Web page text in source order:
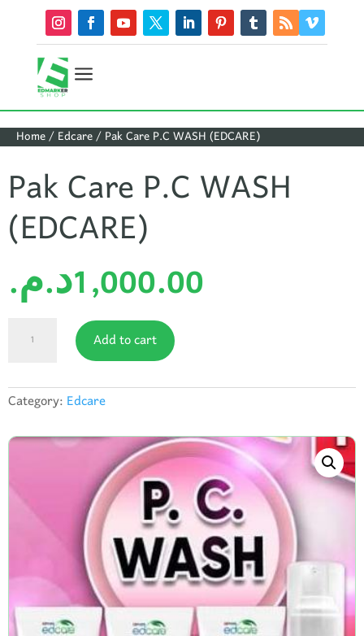
a
Home/Edcare/ Pak Care P.C WASH (EDCARE)
Pak Care P.C WASH
(EDCARE)
1,000.00د.م.
WASH
(EDCARE)
Add to cart
Category:Edcare